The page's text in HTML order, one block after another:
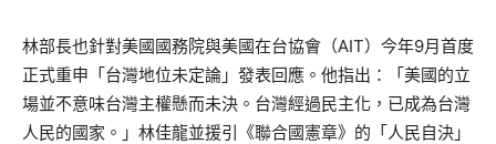
林部長也針對美國國務院與美國在台協會（AIT）今年9月首度
正式重申「台灣地位未定論」發表回應。他指出：「美國的立
場並不意味台灣主權懸而未決。台灣經過民主化，已成為台灣
人民的國家。」林佳龍並援引《聯合國憲章》的「人民自決」